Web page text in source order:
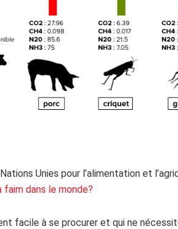
Unies pour l’alimentation et
dans le monde?
facile à se procurer et qui ne